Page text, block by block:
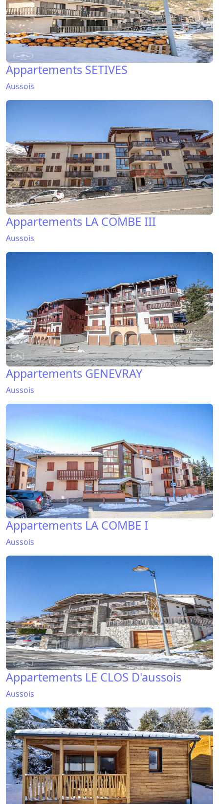
Appartements SETIVES
Aussois
Appartements LA COMBE III
Aussois
Appartements GENEVRAY
Aussois
Appartements LA COMBE I
Aussois
Appartements LE CLOS D'aussois
Aussois